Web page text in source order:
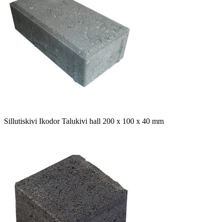
Sillutiskivi Ikodor Talukivi hall 200 x 100 x 40 mm